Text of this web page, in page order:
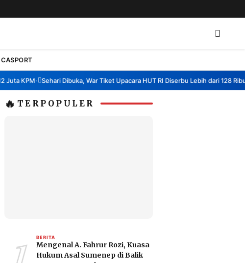
SPORT
KPM• Sehari Dibuka, War Tiket Upacara HUT RI Diserbu Lebih dari 128 Ribu
🔥 TERPOPULER
BERITA
Mengenal A. Fahrur Rozi, Kuasa
Hukum Asal Sumenep di Balik